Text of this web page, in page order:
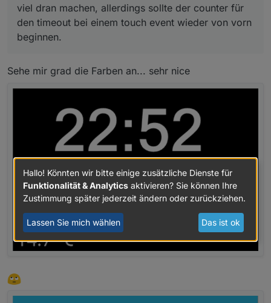
viel dran machen, allerdings sollte der counter für
den timeout bei einem touch event wieder von vorn
beginnen.
Sehe mir grad die Farben an... sehr nice
Hallo! Könnten wir bitte einige zusätzliche Dienste für
Funktionalität & Analytics aktivieren? Sie können Ihre
Zustimmung später jederzeit ändern oder zurückziehen.
Lassen Sie mich wählen Das ist ok